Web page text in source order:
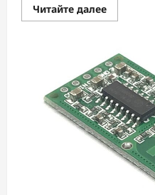
Читайте далееПрочитать
больше